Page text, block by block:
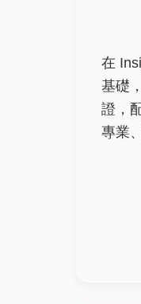
在
基礎
證，
專業